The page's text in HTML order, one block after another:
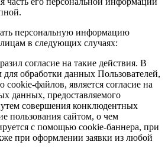
персональную информацию
в следующих случаях:
согласие на такие действия. В
для обработки данных Пользователей,
файлов, является согласие на
данных, предоставляемого
совершения конклюдентных
пользования сайтом, о чем
с помощью cookie-баннера, при
при оформлении заявки из любой